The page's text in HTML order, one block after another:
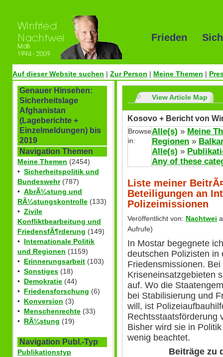
Frieden
Auf dieser Website suchen | Zur Person | Meine Themen |
Genauer Hinsehen:
Sicherheitslage
Afghanistan
(Lageberichte +
Einzelmeldungen) bis
2019
Navigation Themen
Meine Themen (2454)
• Sicherheitspolitik und
Bundeswehr(787)
• AbrÃ¼stung und
RÃ¼stungskontrolle (133)
• Zivile
Konfliktbearbeitung und
FriedensfÃ¶rderung (149)
• Internationale Politik
und Regionen (1159)
• Erinnerungsarbeit (103)
• Sonstiges (18)
• Demokratie (44)
• Friedensforschung (6)
• Konversion (3)
• Menschenrechte (33)
• RÃ¼stung (19)
Navigation Publ.-Typ
Publikationstyp
View Article Map
Kosovo + Bericht von
Browse
in:
Alle(s) » Meine
Regionen »
Alle(s) »
Any of these
Liste meiner
Beteiligungen an
Polizeimissionen
Veröffentlicht von: Nachtwei
Aufrufe)
In Mostar begegnete
deutschen Polizisten in
Friedensmissionen.
Kriseneinsatzgebieten
auf. Wo die
bei Stabilisierung und
will, ist
Rechtsstaatsförderung
Bisher wird sie in
wenig beachtet.
Beiträge zu